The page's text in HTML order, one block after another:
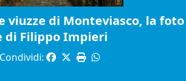
viuzze di Monteviasco, la foto
di Filippo Impieri
Condividi: